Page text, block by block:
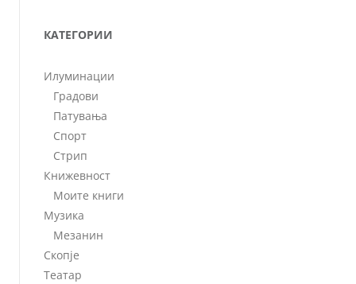
КАТЕГОРИИ
Илуминации
Градови
Патувања
Спорт
Стрип
Книжевност
Моите книги
Музика
Мезанин
Скопје
Театар